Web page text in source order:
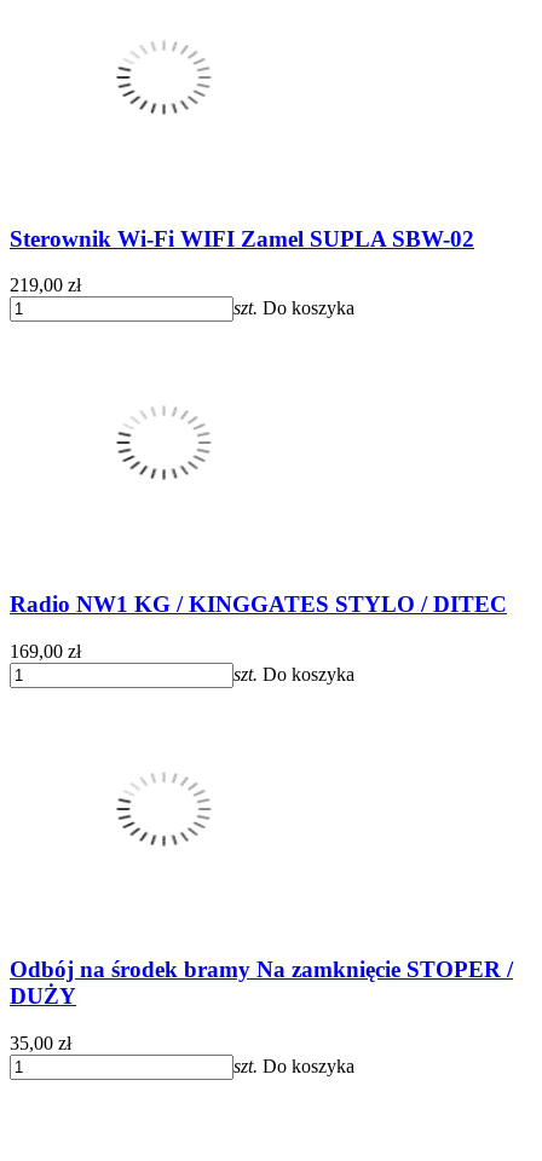
Sterownik Wi-Fi WIFI Zamel SUPLA SBW-02
219,00 zł
szt. Do koszyka
Radio NW1 KG / KINGGATES STYLO / DITEC
169,00 zł
szt. Do koszyka
Odbój na środek bramy Na zamknięcie STOPER /
DUŻY
35,00 zł
szt. Do koszyka